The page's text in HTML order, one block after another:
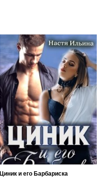
Циник и его Барбариска